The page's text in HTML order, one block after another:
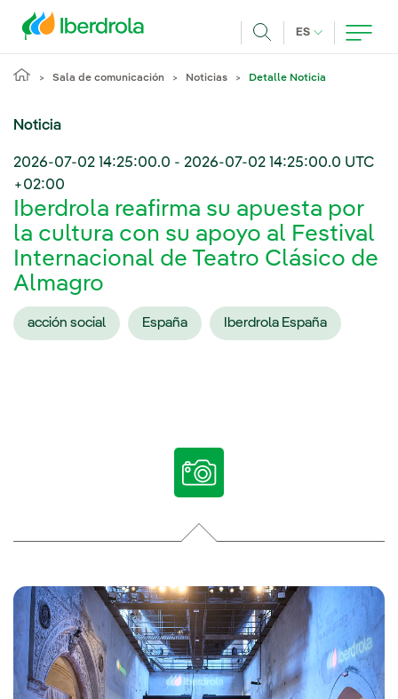
ES IDIOMA
Sala de comunicación Noticias Detalle Noticia
Noticia
2026-07-02 14:25:00.0 - 2026-07-02 14:25:00.0 UTC
+02:00
Iberdrola reafirma su apuesta por
la cultura con su apoyo al Festival
Internacional de Teatro Clásico de
Almagro
acción social España Iberdrola España